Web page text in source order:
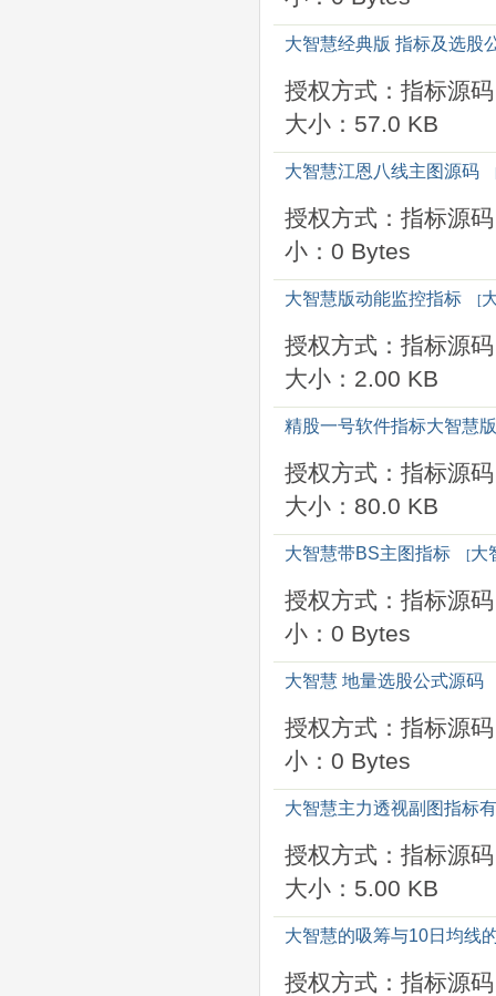
大智慧经典版 指标及选股
授权方式：指标源码
大小：57.0 KB
大智慧江恩八线主图源码
授权方式：指标源码
小：0 Bytes
大智慧版动能监控指标 [
授权方式：指标源码
大小：2.00 KB
精股一号软件指标大智慧
授权方式：指标源码
大小：80.0 KB
大智慧带BS主图指标 [大
授权方式：指标源码
小：0 Bytes
大智慧 地量选股公式源码
授权方式：指标源码
小：0 Bytes
大智慧主力透视副图指标
授权方式：指标源码
大小：5.00 KB
大智慧的吸筹与10日均线
授权方式：指标源码